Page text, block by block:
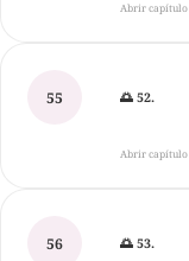
Abrir capítulo
55 🌅 52.
Abrir capítulo
56 🌅 53.